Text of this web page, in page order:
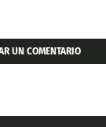
UN COMENTARIO